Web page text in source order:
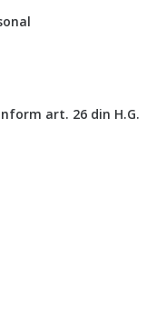
art. 26 din H.G.